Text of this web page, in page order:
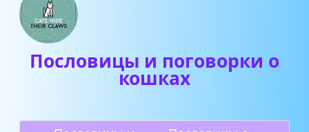
Пословицы и поговорки о
кошках